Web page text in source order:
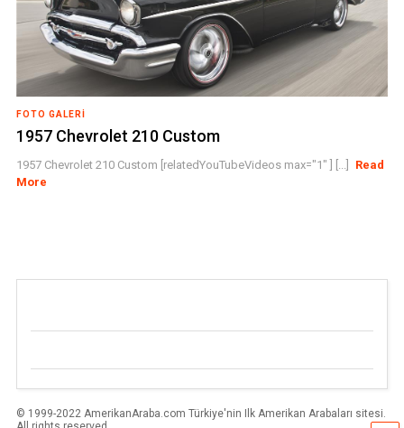
FOTO GALERI
1957 Chevrolet 210 Custom
1957 Chevrolet 210 Custom [relatedYouTubeVideos max="1" ] [...]
Read
More
© 1999-2022 AmerikanAraba.com Türkiye'nin Ilk Amerikan Arabaları sitesi.